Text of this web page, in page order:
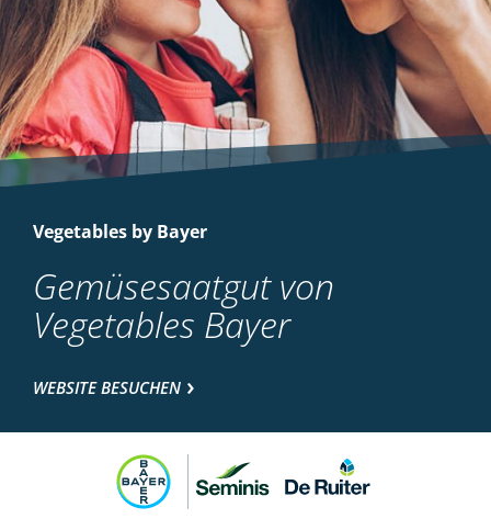
Vegetables by Bayer
Gemüsesaatgut von
Vegetables Bayer
WEBSITE BESUCHEN